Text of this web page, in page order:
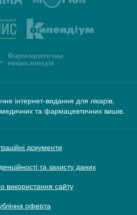
інтернет-видання для лікарів,
медичних та фармацевтичних вишів.
документи
та захисту даних
використання сайту
оферта